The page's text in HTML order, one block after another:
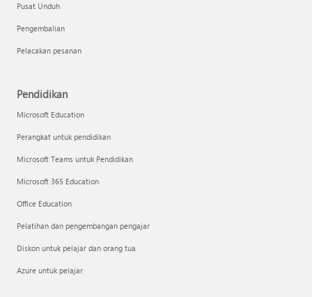
Pusat Unduh
Pengembalian
Pelacakan pesanan
Pendidikan
Microsoft Education
Perangkat untuk pendidikan
Microsoft Teams untuk Pendidikan
Microsoft 365 Education
Office Education
Pelatihan dan pengembangan pengajar
Diskon untuk pelajar dan orang tua
Azure untuk pelajar